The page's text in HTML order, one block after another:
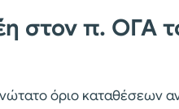
στον π. ΟΓΑ
όριο